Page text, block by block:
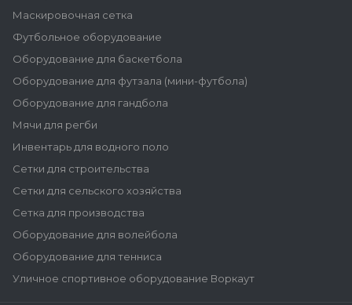
Маскировочная сетка
Футбольное оборудование
Оборудование для баскетбола
Оборудование для футзала (мини-футбола)
Оборудование для гандбола
Мячи для регби
Инвентарь для водного поло
Сетки для строительства
Сетки для сельского хозяйства
Сетка для производства
Оборудование для волейбола
Оборудование для тенниса
Уличное спортивное оборудование Воркаут